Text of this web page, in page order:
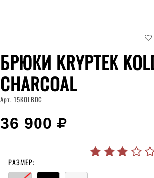
БРЮКИ KRYPTEK
CHARCOAL
Арт. 15KOLBDC
36 900
РАЗМЕР: